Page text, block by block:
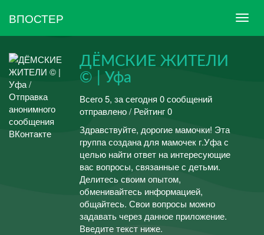
ВПОСТЕР
ДЁМСКИЕ ЖИТЕЛИ
© | Уфа
Всего 5, за сегодня 0 сообщений
отправлено / Рейтинг 0
Здравствуйте, дорогие мамочки! Эта
группа создана для мамочек г.Уфа с
целью найти ответ на интересующие
вас вопросы, связанные с детьми.
Делитесь своим опытом,
обменивайтесь информацией,
общайтесь. Свои вопросы можно
задавать через данное приложение.
Введите текст ниже.